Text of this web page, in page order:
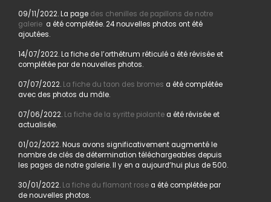
09/11/2022. La page des chenilles de papillons de notre
galerie a été complétée. 24 nouvelles photos ont été
ajoutées.
14/07/2022. La fiche de l’orthétrum réticulé a été révisée et
complétée par de nouvelles photos.
07/07/2022. La fiche du taon des bromes a été complétée
avec des photos du mâle.
07/06/2022. La fiche de la syritte piolantea été révisée et
actualisée.
01/02/2022. Nous avons significativement augmenté le
nombre de clés de détermination téléchargeables depuis
les pages de notre galerie. Il y en a aujourd’hui plus de 500.
30/01/2022. La fiche du flamant rosea été complétée par
de nouvelles photos.